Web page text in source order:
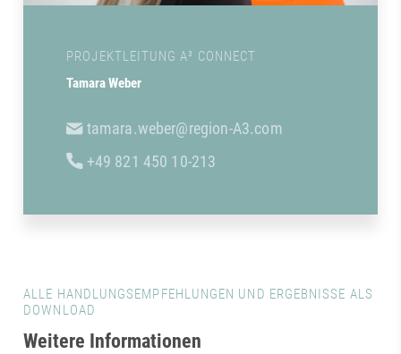
PROJEKTLEITUNG A³ CONNECT
Tamara Weber
tamara.weber@region-A3.com
+49 821 450 10-213
ALLE HANDLUNGSEMPFEHLUNGEN UND ERGEBNISSE ALS
DOWNLOAD
Weitere Informationen